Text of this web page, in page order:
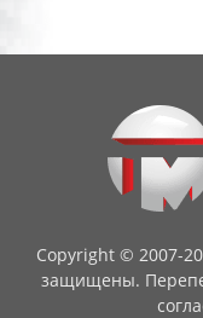
Copyright © 2007-
защищены.